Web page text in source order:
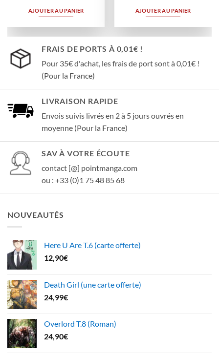
AJOUTER AU PANIER AJOUTER AU PANIER
FRAIS DE PORTS À 0,01€ !
Pour 35€ d'achat, les frais de port sont à 0,01€ !
(Pour la France)
LIVRAISON RAPIDE
Envois suivis livrés en 2 à 5 jours ouvrés en
moyenne (Pour la France)
SAV À VOTRE ÉCOUTE
contact [@] pointmanga.com
ou : +33 (0)1 75 48 85 68
NOUVEAUTÉS
Here U Are T.6 (carte offerte)
12,90€
Death Girl (une carte offerte)
24,99€
Overlord T.8 (Roman)
24,90€